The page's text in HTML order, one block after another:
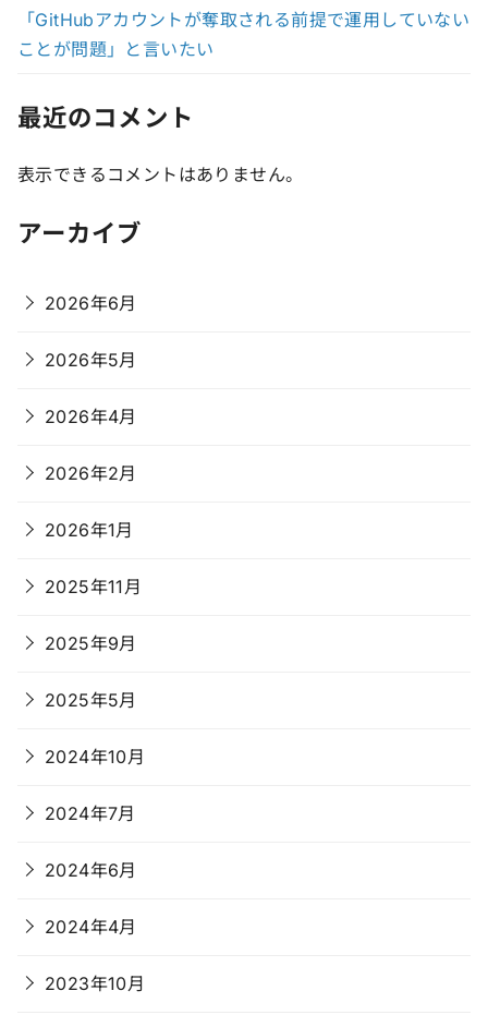
「GitHubアカウントが奪取される前提で運用していない
ことが問題」と言いたい
最近のコメント
表示できるコメントはありません。
アーカイブ
2026年6月
2026年5月
2026年4月
2026年2月
2026年1月
2025年11月
2025年9月
2025年5月
2024年10月
2024年7月
2024年6月
2024年4月
2023年10月